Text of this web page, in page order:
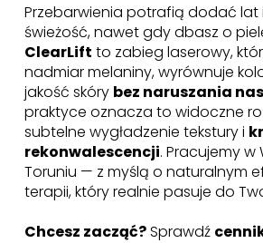
Przebarwienia potrafią dodać lat
świeżość, nawet gdy dbasz o
ClearLift to zabieg laserowy,
nadmiar melaniny, wyrównuje
jakość skóry bez naruszania
praktyce oznacza to widoczne
subtelne wygładzenie tekstury i
rekonwalescencji. Pracujemy w
Toruniu — z myślą o naturalnym
terapii, który realnie pasuje do
Chcesz zacząć?Sprawdź